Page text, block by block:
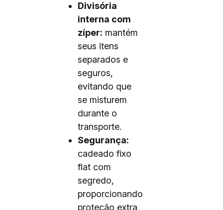
Divisória
interna com
zíper: mantém
seus itens
separados e
seguros,
evitando que
se misturem
durante o
transporte.
Segurança:
cadeado fixo
flat com
segredo,
proporcionando
proteção extra